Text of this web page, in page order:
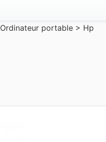
Ordinateur portable > Hp